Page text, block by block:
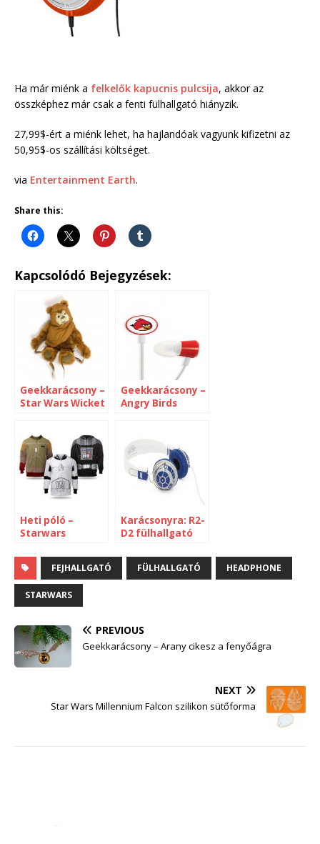
Ha már miénk a felkelők kapucnis pulcsija, akkor az
összképhez már csak a fenti fülhallgató hiányzik.
27,99$-ért a miénk lehet, ha hajlandóak vagyunk kifizetni az
50,95$-os szállítási költséget.
via Entertainment Earth.
Share this:
Kapcsolódó Bejegyzések:
Geekkarácsony –
Star Wars Wicket
Geekkarácsony –
Angry Birds
Heti póló –
Starwars
Karácsonyra: R2-
D2 fülhallgató
FEJHALLGATÓ FÜLHALLGATÓ HEADPHONE
STARWARS
PREVIOUS
Geekkarácsony – Arany cikesz a fenyőágra
NEXT
Star Wars Millennium Falcon szilikon sütőforma